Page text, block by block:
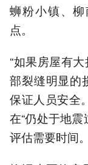
蛳粉小镇、
点。
“如果房屋有
部裂缝明显的
保证人员安全
在“仍处于地
评估需要时间。